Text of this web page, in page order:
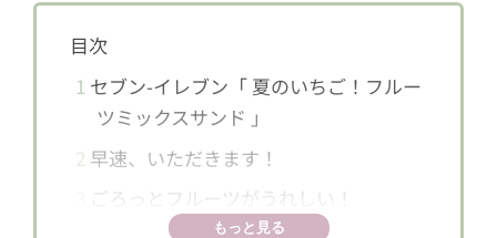
目次
1 セブン-イレブン「 夏のいちご！フルー
ツミックスサンド 」
2 早速、いただきます！
ごろっとフルーツがうれしい！
もっと見る